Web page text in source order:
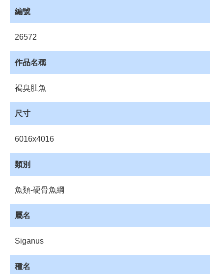
網
站
購
物
載
理
資
理
藏
登
編號
26572
作品名稱
褐臭肚魚
尺寸
6016x4016
類別
魚類-硬骨魚綱
屬名
Siganus
種名